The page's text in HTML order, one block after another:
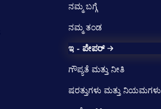
ನಮ್ಮ ಬಗ್ಗೆ
ನಮ್ಮ ತಂಡ
ಇ - ಪೇಪರ್
ಗೌಪ್ಯತೆ ಮತ್ತು ನೀತಿ
ಷರತ್ತುಗಳು ಮತ್ತು ನಿಯಮಗಳು